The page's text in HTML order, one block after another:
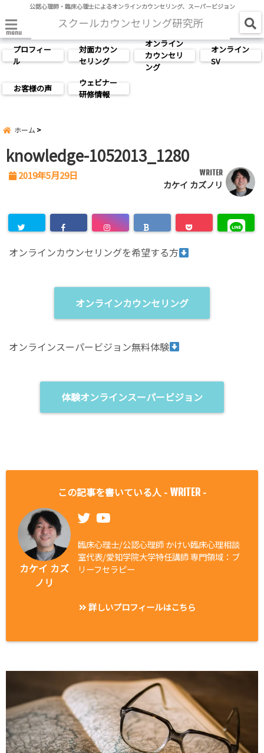
公認心理師・臨床心理士によるオンラインカウンセリング、スーパービジョン
menu
プロフィー
ル
対面カウン
セリング
オンライン
カウンセリ
ング
オンライン
SV
お客様の声
ウェビナー
研修情報
ホーム
knowledge-1052013_1280
2019年5月29日 WRITER
カケイ カズノリ
オンラインカウンセリングを希望する方
オンラインカウンセリング
オンラインスーパービジョン無料体験
体験オンラインスーパービジョン
この記事を書いている人 - WRITER -
カケイ カズ
ノリ
臨床心理士/公認心理師 かけい臨床心理相談
室代表/愛知学院大学特任講師 専門領域：ブ
リーフセラピー
詳しいプロフィールはこちら